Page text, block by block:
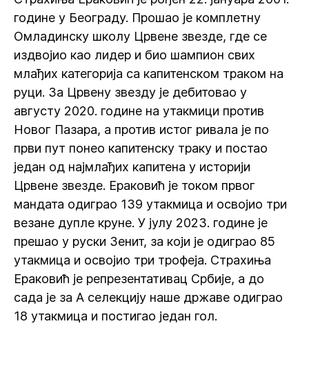
године у Београду. Прошао је комплетну
Омладинску школу Црвене звезде, где се
издвојио као лидер и био шампион свих
млађих категорија са капитенском траком на
руци. За Црвену звезду је дебитовао у
августу 2020. године на утакмици против
Новог Пазара, а против истог ривала је по
први пут понео капитенску траку и постао
један од најмлађих капитена у историји
Црвене звезде. Ераковић је током првог
мандата одиграо 139 утакмица и освојио три
везане дупле круне. У јулу 2023. године је
прешао у руски Зенит, за који је одиграо 85
утакмица и освојио три трофеја. Страхиња
Ераковић је репрезентативац Србије, а до
сада је за А селекцију наше државе одиграо
18 утакмица и постигао један гол.